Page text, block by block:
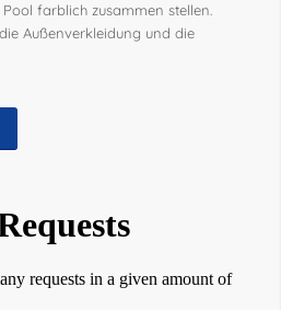
farblich zusammen stellen.
Außenverkleidung und die